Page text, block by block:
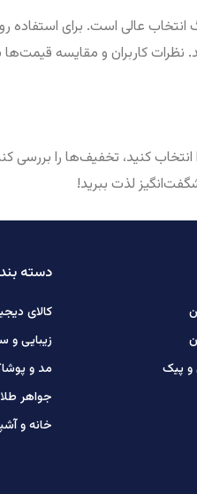
انتخاب عالی است. برای
نظرات کاربران و مقایسه
کنید، تخفیف‌ها را بررسی
لذت ببرید!
و پیک
دسته
کالای
زیبایی و
مد و
جواهر
خانه و